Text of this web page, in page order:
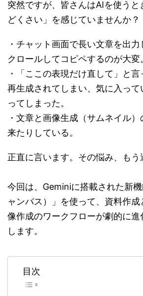
突然ですが、皆さんはAIを使うと
どくさい」を感じていませんか？
・チャット画面で長い文章を出
クロールしてコピペするのが大変
・「ここの表現だけ直して」と
再生成されてしまい、気に入っ
ってしまった。
・文章と画像生成（サムネイル
来たりしている。
正直に言います。その悩み、もう
今回は、Geminiに搭載された新
ャンバス）」を使って、資料作
像作成のワークフローが劇的に
します。
目次